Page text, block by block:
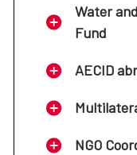
Water
Fund
AECID
NGO